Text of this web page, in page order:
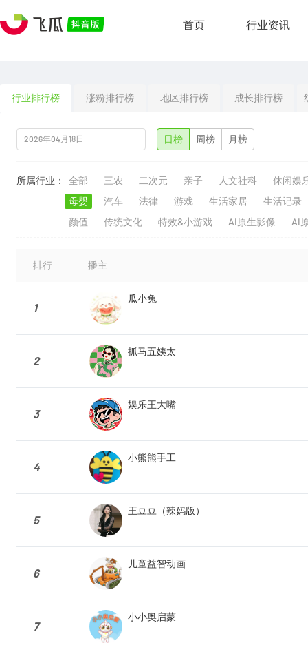
首页 行业资讯
行业排行榜 涨粉排行榜 地区排行榜 成长排行榜
日榜 周榜 月榜
所属行业： 全部 三农 二次元 亲子 人文社科
休闲娱
母婴
汽车 法律 游戏 生活家居
生活记录
颜值
传统文化 特效&小游戏 AI原生影像 AI
排行 播主
1
瓜小兔
2
抓马五姨太
3
娱乐王大嘴
4
小熊熊手工
5
王豆豆（辣妈版）
6
儿童益智动画
7
小小奥启蒙